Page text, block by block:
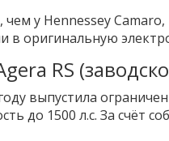
у Hennessey
в оригинальную
RS
выпустила
до 1500 л.с. За счёт